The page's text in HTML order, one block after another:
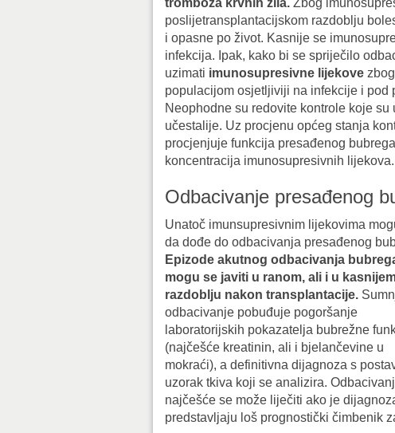
tromboza krvnih žila. Zbog
poslijetransplantacijskom razdoblju
i opasne po život. Kasnije se
infekcija. Ipak, kako bi se spriječilo
uzimati imunosupresivne lijekove
populacijom osjetljiviji na infekcije i pod
Neophodne su redovite kontrole koje
učestalije. Uz procjenu općeg stanja
procjenjuje funkcija presađenog
koncentracija imunosupresivnih
Odbacivanje presađenog
Unatoč imunsupresivnim lijekovima
da dođe do odbacivanja presađenog
Epizode akutnog odbacivanja
mogu se javiti u ranom, ali i u
razdoblju nakon transplantacije.
odbacivanje pobuđuje pogoršanje
laboratorijskih pokazatelja bubrežne
(najčešće kreatinin, ali i bjelančevine u
mokraći), a definitivna dijagnoza s
uzorak tkiva koji se analizira.
najčešće se može liječiti ako je
predstavljaju loš prognostički čimbenik